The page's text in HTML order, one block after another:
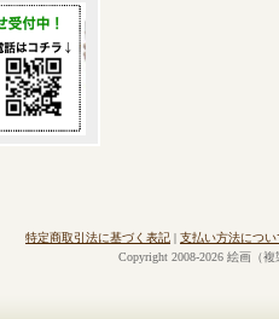
特定商取引法に基づく表記 | 支払い方法につい
Copyright 2008-2026 絵画（